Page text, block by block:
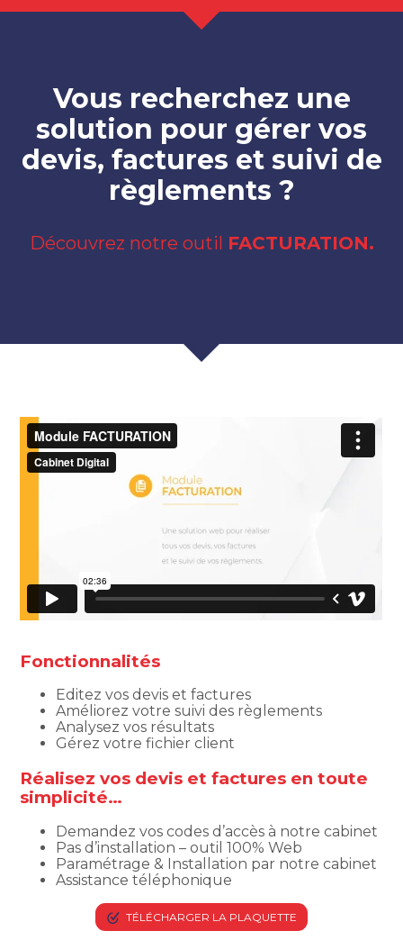
Vous recherchez une
solution pour gérer vos
devis, factures et suivi de
règlements ?
Découvrez notre outil FACTURATION.
Fonctionnalités
Editez vos devis et factures
Améliorez votre suivi des règlements
Analysez vos résultats
Gérez votre fichier client
Réalisez vos devis et factures en toute
simplicité…
Demandez vos codes d’accès à notre cabinet
Pas d’installation – outil 100% Web
Paramétrage & Installation par notre cabinet
Assistance téléphonique
TÉLÉCHARGER LA PLAQUETTE